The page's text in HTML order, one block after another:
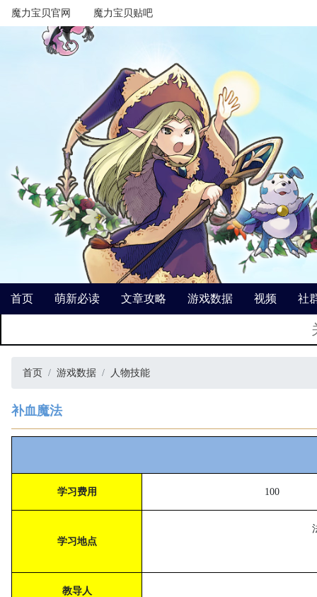
魔力宝贝官网 魔力宝贝贴吧
首页 萌新必读 文章攻略 游戏数据 视频 社
首页 游戏数据 人物技能
补血魔法
学习费用 100
学习地点
教导人